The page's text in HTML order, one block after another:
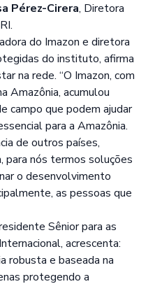
Pérez-Cirera, Diretora
do Imazon e diretora
do instituto, afirma
na rede. “O Imazon, com
Amazônia, acumulou
campo que podem ajudar
para a Amazônia.
de outros países,
para nós termos soluções
o desenvolvimento
as pessoas que
Sênior para as
acrescenta:
robusta e baseada na
protegendo a